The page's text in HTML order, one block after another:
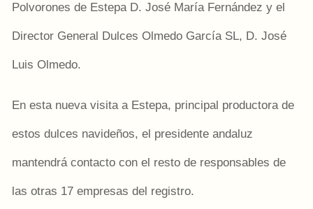
Polvorones de Estepa D. José María Fernández y el
Director General Dulces Olmedo García SL, D. José
Luis Olmedo.
En esta nueva visita a Estepa, principal productora de
estos dulces navideños, el presidente andaluz
mantendrá contacto con el resto de responsables de
las otras 17 empresas del registro.